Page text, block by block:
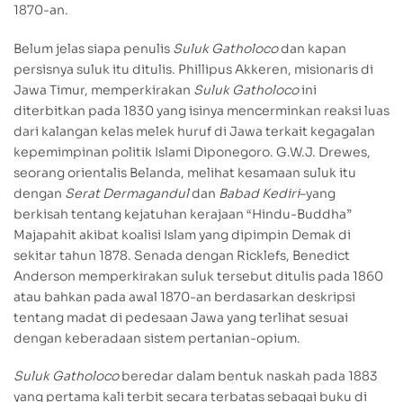
1870-an.
Belum jelas siapa penulis Suluk Gatholocodan kapan
persisnya suluk itu ditulis. Phillipus Akkeren, misionaris di
Jawa Timur, memperkirakan Suluk Gatholocoini
diterbitkan pada 1830 yang isinya mencerminkan reaksi luas
dari kalangan kelas melek huruf di Jawa terkait kegagalan
kepemimpinan politik Islami Diponegoro. G.W.J. Drewes,
seorang orientalis Belanda, melihat kesamaan suluk itu
dengan Serat Dermaganduldan Babad Kediri–yang
berkisah tentang kejatuhan kerajaan “Hindu-Buddha”
Majapahit akibat koalisi Islam yang dipimpin Demak di
sekitar tahun 1878. Senada dengan Ricklefs, Benedict
Anderson memperkirakan suluk tersebut ditulis pada 1860
atau bahkan pada awal 1870-an berdasarkan deskripsi
tentang madat di pedesaan Jawa yang terlihat sesuai
dengan keberadaan sistem pertanian-opium.
Suluk Gatholocoberedar dalam bentuk naskah pada 1883
yang pertama kali terbit secara terbatas sebagai buku di